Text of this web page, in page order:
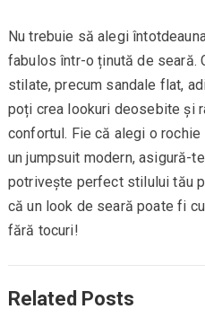
Nu trebuie să alegi
fabulos într-o ținută de seară.
stilate, precum sandale flat,
poți crea lookuri deosebite și
confortul. Fie că alegi o
un jumpsuit modern, asigură-
potrivește perfect stilului tău
că un look de seară poate fi
fără tocuri!
Related Posts